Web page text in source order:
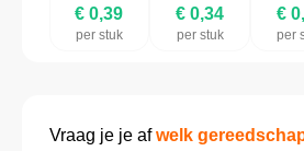
€ 0,39
per stuk
€ 0,34
per stuk
€
per
Vraag je je afwelk